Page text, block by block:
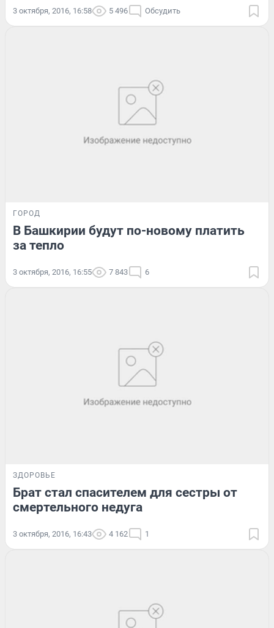
3 октября, 2016, 16:58 5 496 Обсудить
ГОРОД
В Башкирии будут по-новому платить
за тепло
3 октября, 2016, 16:55 7 843 6
ЗДОРОВЬЕ
Брат стал спасителем для сестры от
смертельного недуга
3 октября, 2016, 16:43 4 162 1